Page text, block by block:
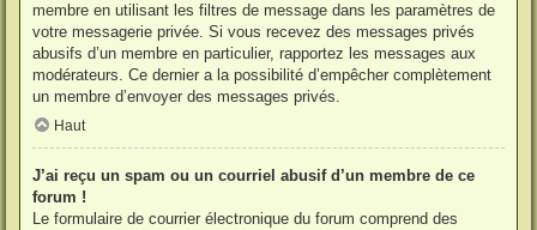
membre en utilisant les filtres de message dans les paramètres de
votre messagerie privée. Si vous recevez des messages privés
abusifs d’un membre en particulier, rapportez les messages aux
modérateurs. Ce dernier a la possibilité d’empêcher complètement
un membre d’envoyer des messages privés.
Haut
J’ai reçu un spam ou un courriel abusif d’un membre de ce
forum !
Le formulaire de courrier électronique du forum comprend des